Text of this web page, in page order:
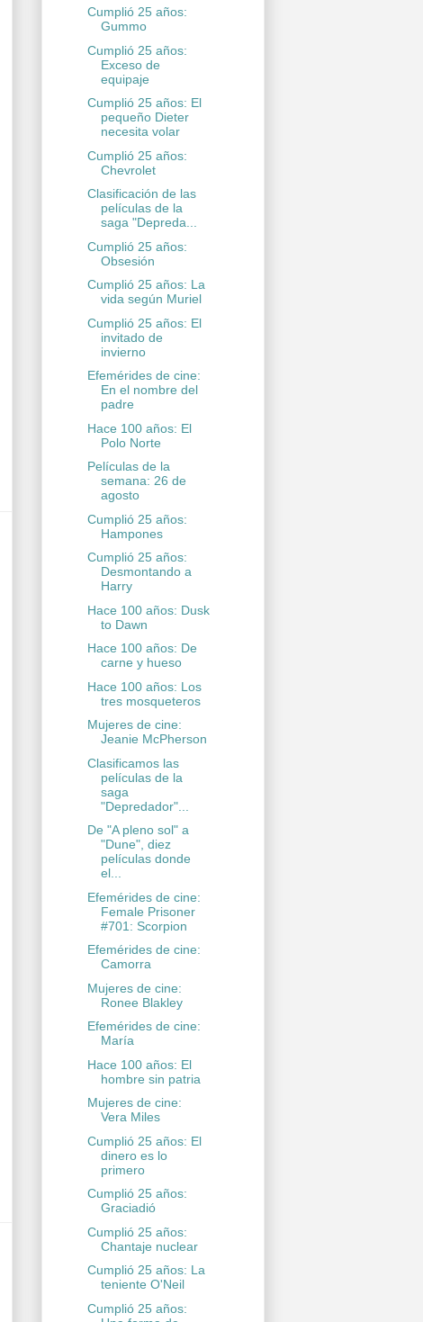
Cumplió 25 años:
Gummo
Cumplió 25 años:
Exceso de
equipaje
Cumplió 25 años: El
pequeño Dieter
necesita volar
Cumplió 25 años:
Chevrolet
Clasificación de las
películas de la
saga "Depreda...
Cumplió 25 años:
Obsesión
Cumplió 25 años: La
vida según Muriel
Cumplió 25 años: El
invitado de
invierno
Efemérides de cine:
En el nombre del
padre
Hace 100 años: El
Polo Norte
Películas de la
semana: 26 de
agosto
Cumplió 25 años:
Hampones
Cumplió 25 años:
Desmontando a
Harry
Hace 100 años: Dusk
to Dawn
Hace 100 años: De
carne y hueso
Hace 100 años: Los
tres mosqueteros
Mujeres de cine:
Jeanie McPherson
Clasificamos las
películas de la
saga
"Depredador"...
De "A pleno sol" a
"Dune", diez
películas donde
el...
Efemérides de cine:
Female Prisoner
#701: Scorpion
Efemérides de cine:
Camorra
Mujeres de cine:
Ronee Blakley
Efemérides de cine:
María
Hace 100 años: El
hombre sin patria
Mujeres de cine:
Vera Miles
Cumplió 25 años: El
dinero es lo
primero
Cumplió 25 años:
Graciadió
Cumplió 25 años:
Chantaje nuclear
Cumplió 25 años: La
teniente O'Neil
Cumplió 25 años: